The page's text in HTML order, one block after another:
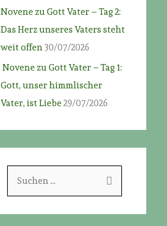
Novene zu Gott Vater – Tag 2:
Das Herz unseres Vaters steht
weit offen30/07/2026
Novene zu Gott Vater – Tag 1:
Gott, unser himmlischer
Vater, ist Liebe 29/07/2026